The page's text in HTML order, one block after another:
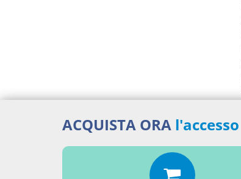
ACQUISTA ORA l'accesso